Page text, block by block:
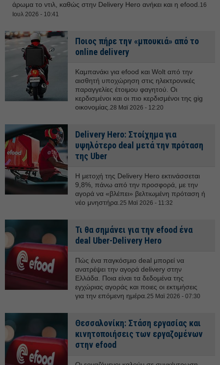
άρωμα το ντιλ, καθώς στην Delivery Hero ανήκει και η efood. 16
Ιουλ 2026 - 10:41
Ποιος πήρε την «μπουκιά» από το
online delivery
Καμπανάκι για efood και Wolt από την
αισθητή υποχώρηση στις ηλεκτρονικές
παραγγελίες έτοιμου φαγητού. Οι
κερδισμένοι και οι πιο κερδισμένοι της gig
οικονομίας. 28 Μαϊ 2026 - 12:20
Delivery Hero: Στοίχημα για
υψηλότερο deal μετά την πρόταση
της Uber
Η μετοχή της Delivery Hero εκτινάσσεται
9,8%, πάνω από την προσφορά, με την
αγορά να «βλέπει» βελτιωμένη πρόταση ή
νέο μνηστήρα. 25 Μαϊ 2026 - 11:32
Τι θα σημάνει για την efood ένα
deal Uber-Delivery Hero
Πώς ένα παγκόσμιο deal μπορεί να
ανατρέψει την αγορά delivery στην
Ελλάδα. Ποια είναι τα δεδομένα της
εγχώριας αγοράς και ποιες οι εκτιμήσεις
για την επόμενη ημέρα. 25 Μαϊ 2026 - 07:30
Θεσσαλονίκη: Στάση εργασίας και
κινητοποιήσεις των εργαζομένων
στην efood